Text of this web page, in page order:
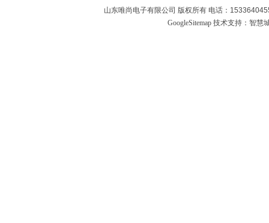
山东唯尚电子有限公司 版权所有 电话：
GoogleSitemap技术支持： 智慧